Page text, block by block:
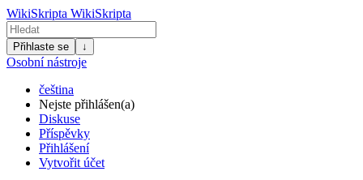
WikiSkripta WikiSkripta
Přihlaste se ↓
Osobní nástroje
čeština
Nejste přihlášen(a)
Diskuse
Příspěvky
Přihlášení
Vytvořit účet